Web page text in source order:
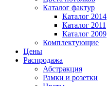
Каталог фактур
Каталог 2014
Каталог 2011
Каталог 2009
Комплектующие
Цены
Распродажа
Абстракция
Рамки и розетки